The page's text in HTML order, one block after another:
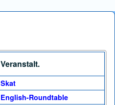
Veranstalt.
Skat
English-Roundtable